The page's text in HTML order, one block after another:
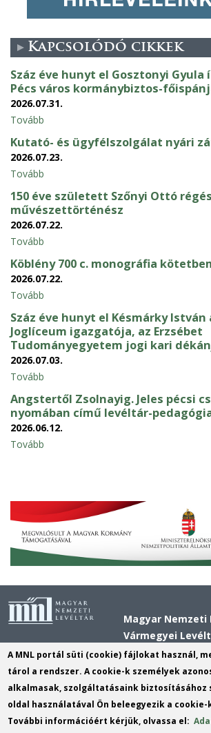
Kapcsolódó cikkek
Száz éve hunyt el Gosztonyi
Pécs város kormánybiztos-
2026.07.31.
Tovább
Kutató- és ügyfélszolgálat nyári
2026.07.23.
Tovább
150 éve született Szőnyi Ottó
művészettörténész
2026.07.22.
Tovább
Köblény 700 c. monográfia
2026.07.22.
Tovább
Száz éve hunyt el Késmárky István
Joglíceum igazgatója, az Erzsébet
Tudományegyetem jogi kari
2026.07.03.
Tovább
Angstertől Zsolnayig. Jeles pécsi
nyomában című levéltár-
2026.06.12.
Tovább
Magyar Nemzeti
Vármegyei
Cím:
7621
Postacím: 7621
Telefon:
+36 72
E-mail:
A MNL portál süti (cookie) fájlokat használ,
tárol a rendszer. A cookie-k személyek
alkalmasak, szolgáltatásaink biztosításához
oldal használatával Ön beleegyezik a
További információért kérjük, olvassa el: